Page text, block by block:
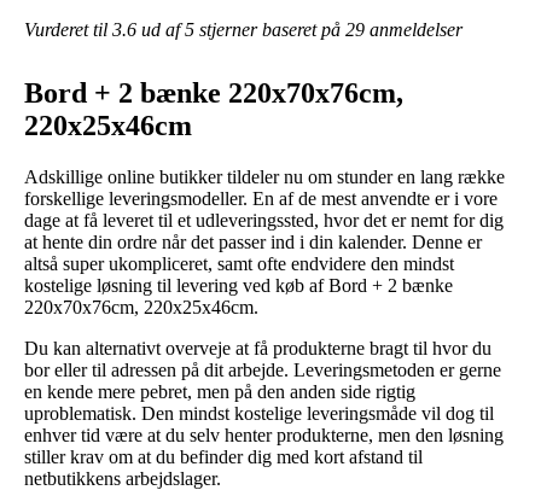
Vurderet til 3.6 ud af 5 stjerner baseret på 29 anmeldelser
Bord + 2 bænke 220x70x76cm,
220x25x46cm
Adskillige online butikker tildeler nu om stunder en lang række
forskellige leveringsmodeller. En af de mest anvendte er i vore
dage at få leveret til et udleveringssted, hvor det er nemt for dig
at hente din ordre når det passer ind i din kalender. Denne er
altså super ukompliceret, samt ofte endvidere den mindst
kostelige løsning til levering ved køb af Bord + 2 bænke
220x70x76cm, 220x25x46cm.
Du kan alternativt overveje at få produkterne bragt til hvor du
bor eller til adressen på dit arbejde. Leveringsmetoden er gerne
en kende mere pebret, men på den anden side rigtig
uproblematisk. Den mindst kostelige leveringsmåde vil dog til
enhver tid være at du selv henter produkterne, men den løsning
stiller krav om at du befinder dig med kort afstand til
netbutikkens arbejdslager.